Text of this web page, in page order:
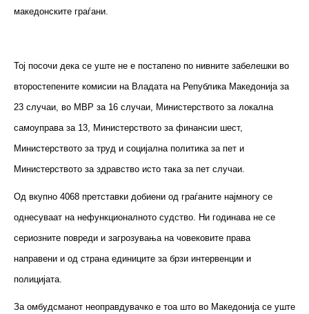
македонските граѓани.
Тој посочи дека се уште не е постапено по нивните забелешки во
второстепените комисии на Владата на Република Македонија за
23 случаи, во МВР за 16 случаи, Министерството за локална
самоуправа за 13, Министерството за финансии шест,
Министерството за труд и социјална политика за пет и
Министерството за здравство исто така за пет случаи.
Од вкупно 4068 претставки добиени од граѓаните најмногу се
однесуваат на нефункционалното судство. Ни годинава не се
сериозните повреди и загрозувања на човековите права
направени и од страна единиците за брзи интервенции и
полицијата.
За омбудсманот неоправдувачко е тоа што во Македонија се уште